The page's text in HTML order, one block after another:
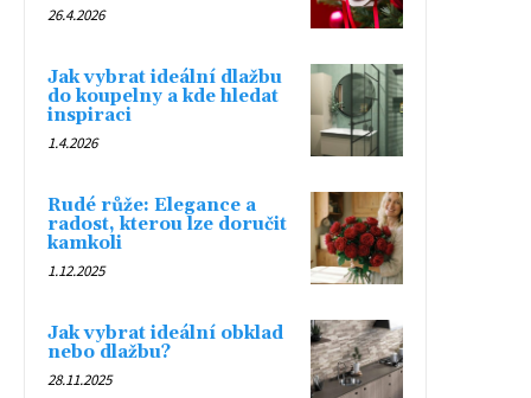
26.4.2026
Jak vybrat ideální dlažbu
do koupelny a kde hledat
inspiraci
1.4.2026
Rudé růže: Elegance a
radost, kterou lze doručit
kamkoli
1.12.2025
Jak vybrat ideální obklad
nebo dlažbu?
28.11.2025